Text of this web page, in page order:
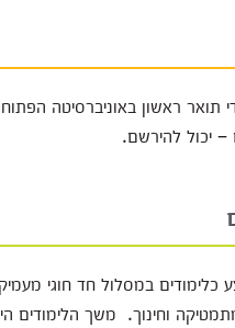
תואר ראשון באוניברסיטה
– יכול להירשם.
כלימודים במסלול חד חוגי